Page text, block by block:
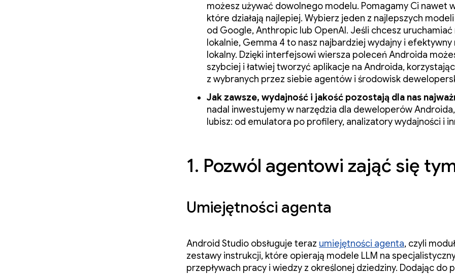
możesz używać dowolnego modelu. Pomagamy Ci nawet
które działają najlepiej. Wybierz jeden z najlepszych
od Google, Anthropic lub OpenAI. Jeśli chcesz uruchamiać
lokalnie, Gemma 4 to nasz najbardziej wydajny i efektywny
lokalny. Dzięki interfejsowi wiersza poleceń Androida
szybciej i łatwiej tworzyć aplikacje na Androida, korzystając
z wybranych przez siebie agentów i środowisk
Jak zawsze, wydajność i jakość pozostają dla nas
nadal inwestujemy w narzędzia dla deweloperów
lubisz: od emulatora po profilery, analizatory wydajności i
1. Pozwól agentowi zająć się
Umiejętności agenta
Android Studio obsługuje teraz umiejętności agenta, czyli
zestawy instrukcji, które opierają modele LLM na
przepływach pracy i wiedzy z określonej dziedziny. Dodając do